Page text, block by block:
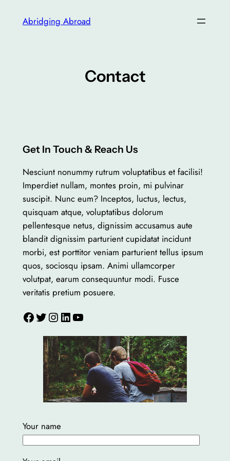
Abridging Abroad
Contact
Get In Touch & Reach Us
Nesciunt nonummy rutrum voluptatibus et facilisi!
Imperdiet nullam, montes proin, mi pulvinar
suscipit. Nunc eum? Inceptos, luctus, lectus,
quisquam atque, voluptatibus dolorum
pellentesque netus, dignissim accusamus aute
blandit dignissim parturient cupidatat incidunt
morbi, est porttitor veniam parturient tellus ipsum
quos, sociosqu ipsam. Animi ullamcorper
volutpat, earum consequuntur modi. Fusce
veritatis pretium posuere.
Facebook Twitter Instagram LinkedIn YouTube
Your name